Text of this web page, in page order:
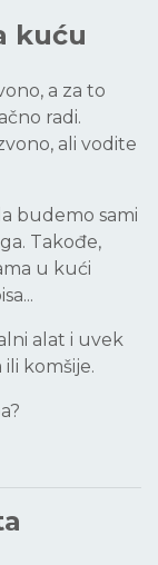
kuću
a za to
radi.
ali vodite
budemo sami
Takođe,
u kući
alat i uvek
komšije.